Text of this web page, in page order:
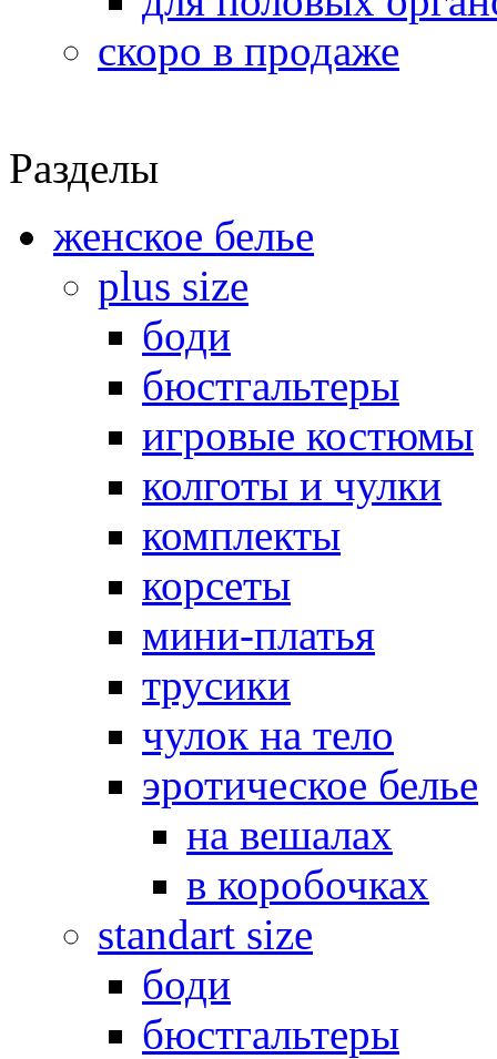
скоро в продаже
Разделы
женское белье
plus size
боди
бюстгальтеры
игровые костюмы
колготы и чулки
комплекты
корсеты
мини-платья
трусики
чулок на тело
эротическое белье
на вешалах
в коробочках
standart size
боди
бюстгальтеры